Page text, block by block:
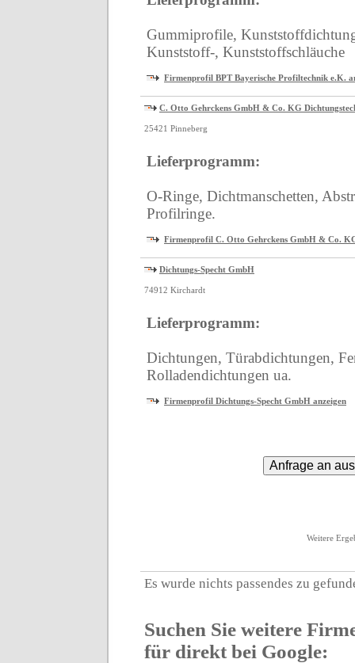
Gummiprofile,
Kunststoff-, Kunststoffschläuche
Firmenprofil BPT Bayerische Profiltechnik e.K.
C. Otto Gehrckens GmbH & Co. KG
25421 Pinneberg
Lieferprogramm:
O-Ringe, Dichtmanschetten,
Profilringe.
Firmenprofil C. Otto Gehrckens GmbH & Co.
Dichtungs-Specht GmbH
74912 Kirchardt
Lieferprogramm:
Dichtungen, Türabdichtungen,
Rolladendichtungen ua.
Firmenprofil Dichtungs-Specht GmbH anzeigen
Weitere
Es wurde nichts passendes zu
Suchen Sie weitere
für direkt bei Google: